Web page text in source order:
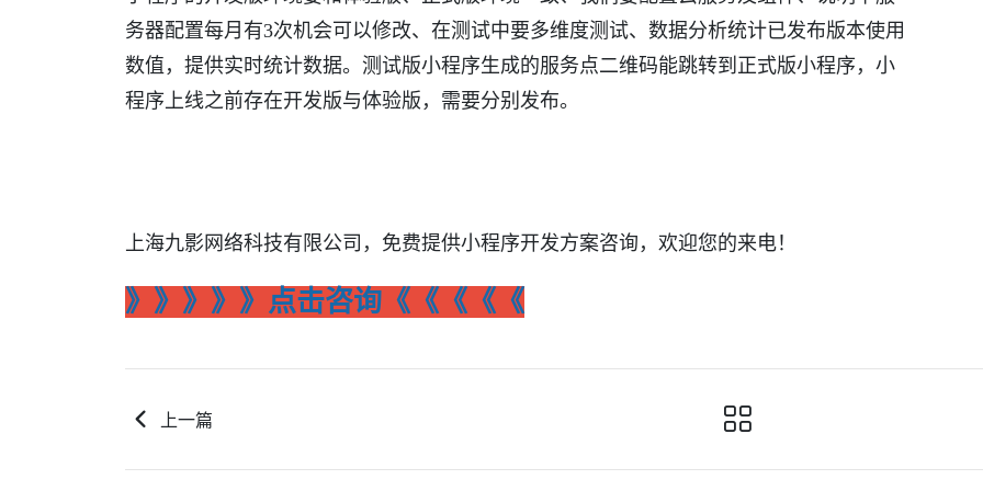
务器配置每月有3次机会可以修改、在测试中要多维度测试、数据分析统计已发布版本使用
数值，提供实时统计数据。测试版小程序生成的服务点二维码能跳转到正式版小程序，小
程序上线之前存在开发版与体验版，需要分别发布。
上海九影网络科技有限公司，免费提供小程序开发方案咨询，欢迎您的来电！
》》》》》点击咨询《《《《《
上一篇